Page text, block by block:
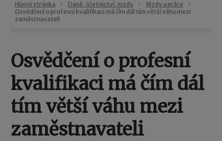
Hlavní stránka Daně, účetnictví, mzdy
Mzdy a práce
Osvědčení o profesní kvalifikaci má čím dál tím větší váhu mezi
zaměstnavateli
Osvědčení o profesní
kvalifikaci má čím dál
tím větší váhu mezi
zaměstnavateli